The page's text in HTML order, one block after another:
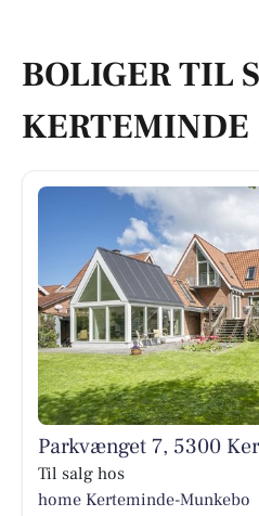
BOLIGER TIL
KERTEMINDE
Parkvænget 7, 5300
Til salg hos
home Kerteminde-Munkebo